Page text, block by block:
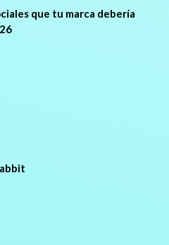
que tu marca debería